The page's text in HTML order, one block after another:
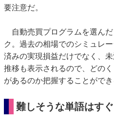
要注意だ。
自動売買プログラムを選ん
ク。過去の相場でのシミュレ
済みの実現損益だけでなく、
推移も表示されるので、どの
があるのか把握することができ
難しそうな単語はす